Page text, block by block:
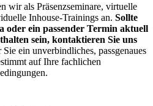
wir als Präsenzseminare, virtuelle
Inhouse-Trainings an. Sollte
oder ein passender Termin aktuell
sein, kontaktieren Sie uns
ein unverbindliches, passgenaues
auf Ihre fachlichen